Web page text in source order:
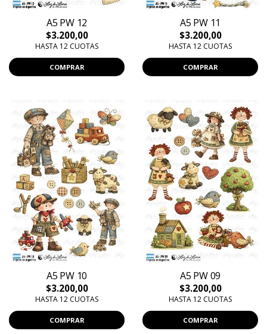
A5 PW 12
$3.200,00
HASTA 12 CUOTAS
COMPRAR
A5 PW 11
$3.200,00
HASTA 12 CUOTAS
COMPRAR
A5 PW 10
$3.200,00
HASTA 12 CUOTAS
COMPRAR
A5 PW 09
$3.200,00
HASTA 12 CUOTAS
COMPRAR